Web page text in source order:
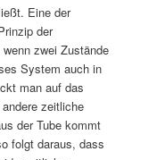
Eine der
der
zwei Zustände
System auch in
man auf das
zeitliche
der Tube kommt
folgt daraus, dass